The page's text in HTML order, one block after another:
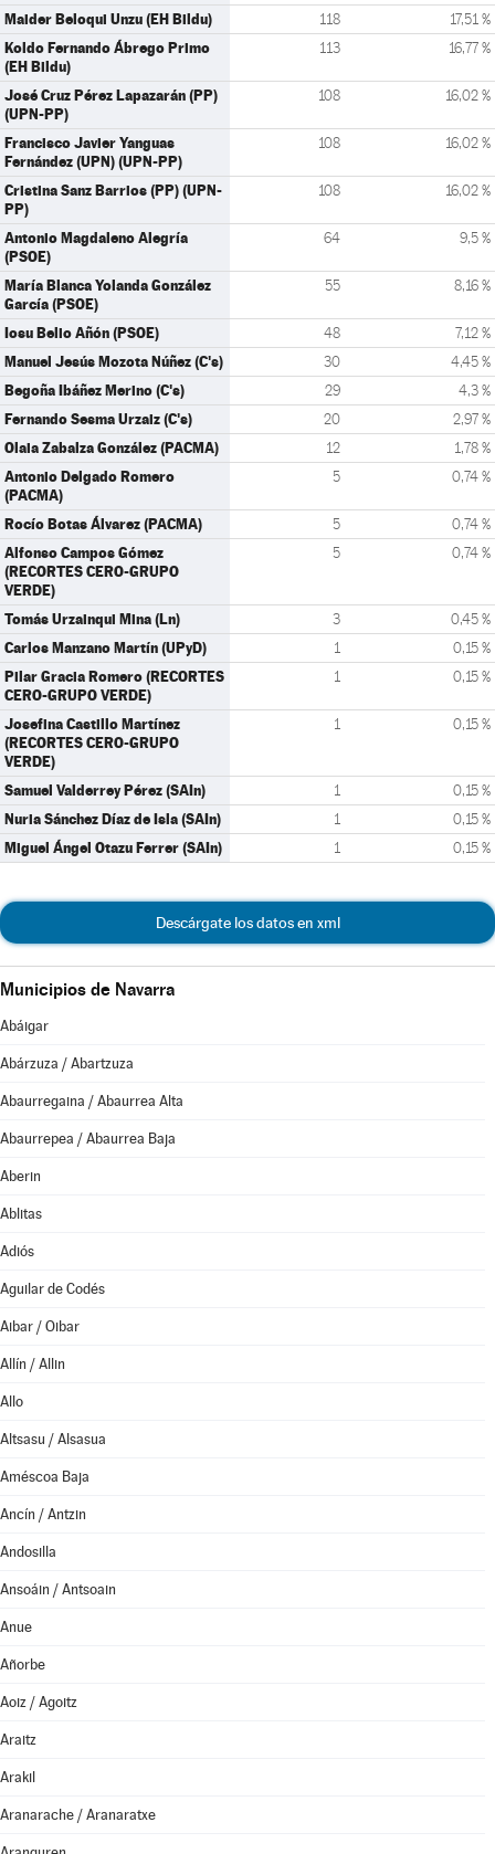
Maider Beloqui Unzu (EH Bildu) 118 17,51 %
Koldo Fernando Ábrego Primo
(EH Bildu)
113 16,77 %
José Cruz Pérez Lapazarán (PP)
(UPN-PP)
108 16,02 %
Francisco Javier Yanguas
Fernández (UPN) (UPN-PP)
108 16,02 %
Cristina Sanz Barrios (PP) (UPN-
PP)
108 16,02 %
Antonio Magdaleno Alegría
(PSOE)
64 9,5 %
María Blanca Yolanda González
García (PSOE)
55 8,16 %
Iosu Belio Añón (PSOE) 48 7,12 %
Manuel Jesús Mozota Núñez (C's) 30 4,45 %
Begoña Ibáñez Merino (C's) 29 4,3 %
Fernando Sesma Urzaiz (C's) 20 2,97 %
Olaia Zabalza González (PACMA) 12 1,78 %
Antonio Delgado Romero
(PACMA)
5 0,74 %
Rocío Botas Álvarez (PACMA) 5 0,74 %
Alfonso Campos Gómez
(RECORTES CERO-GRUPO
VERDE)
5 0,74 %
Tomás Urzainqui Mina (Ln) 3 0,45 %
Carlos Manzano Martín (UPyD) 1 0,15 %
Pilar Gracia Romero (RECORTES
CERO-GRUPO VERDE)
1 0,15 %
Josefina Castillo Martínez
(RECORTES CERO-GRUPO
VERDE)
1 0,15 %
Samuel Valderrey Pérez (SAIn) 1 0,15 %
Nuria Sánchez Díaz de Isla (SAIn) 1 0,15 %
Miguel Ángel Otazu Ferrer (SAIn) 1 0,15 %
Descárgate los datos en xml
Municipios de Navarra
Abáigar
Abárzuza / Abartzuza
Abaurregaina / Abaurrea Alta
Abaurrepea / Abaurrea Baja
Aberin
Ablitas
Adiós
Aguilar de Codés
Aibar / Oibar
Allín / Allin
Allo
Altsasu / Alsasua
Améscoa Baja
Ancín / Antzin
Andosilla
Ansoáin / Antsoain
Anue
Añorbe
Aoiz / Agoitz
Araitz
Arakil
Aranarache / Aranaratxe